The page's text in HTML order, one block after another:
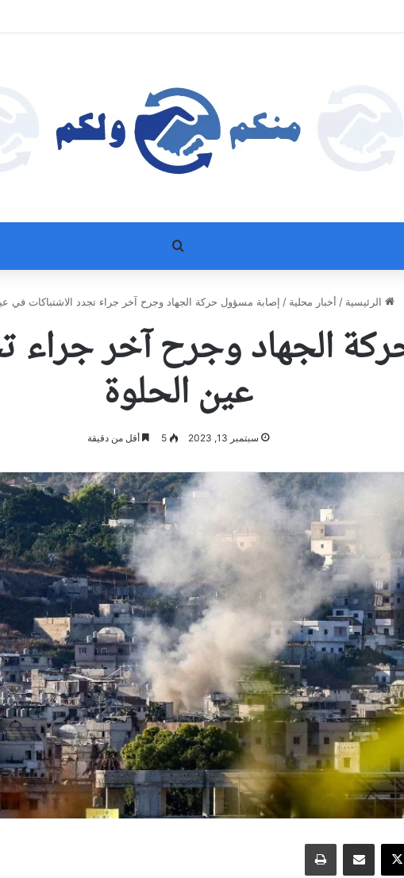
بحث عن
الرئيسية / أخبار محلية / إصابة مسؤول حركة الجهاد وجرح آخر جراء تجدد الاشتباكات في
الجهاد وجرح آخر جراء
عين الحلوة
سبتمبر 13, 2023 5 أقل من دقيقة
‫X مشاركة عبر البريد طباعة